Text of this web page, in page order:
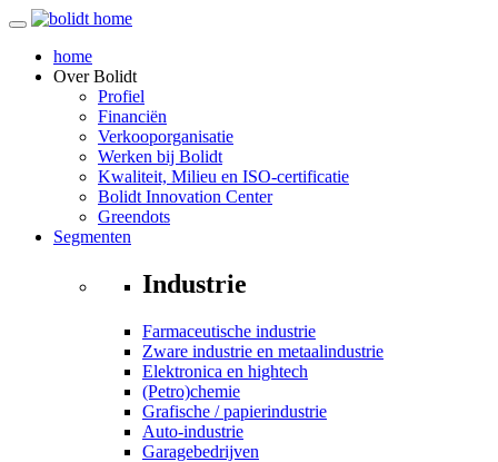
home
OverBolidt
Profiel
Financiën
Verkooporganisatie
Werken bij Bolidt
Kwaliteit, Milieu en ISO-certificatie
Bolidt Innovation Center
Greendots
Segmenten
Industrie
Farmaceutische industrie
Zware industrie en metaalindustrie
Elektronica en hightech
(Petro)chemie
Grafische / papierindustrie
Auto-industrie
Garagebedrijven